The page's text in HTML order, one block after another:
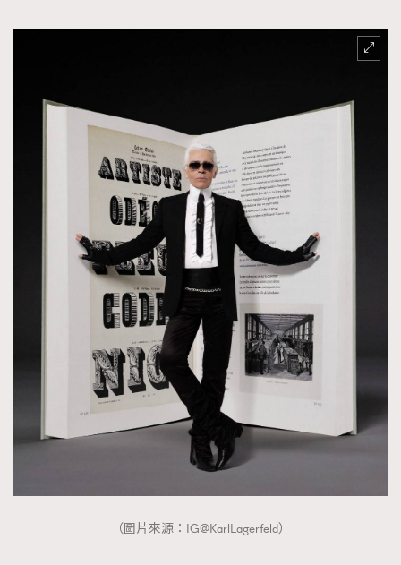
（圖片來源：IG@KarlLagerfeld）